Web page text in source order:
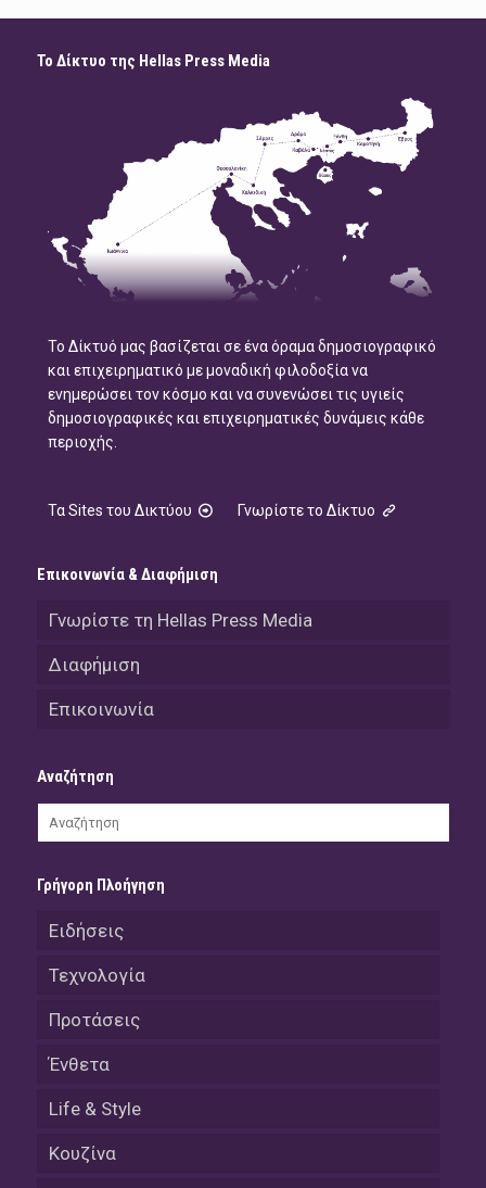
Το Δίκτυο της Hellas Press Media
Το Δίκτυό μας βασίζεται σε ένα όραμα δημοσιογραφικό
και επιχειρηματικό με μοναδική φιλοδοξία να
ενημερώσει τον κόσμο και να συνενώσει τις υγιείς
δημοσιογραφικές και επιχειρηματικές δυνάμεις κάθε
περιοχής.
Τα Sites του Δικτύου Γνωρίστε το Δίκτυο
Επικοινωνία & Διαφήμιση
Γνωρίστε τη Hellas Press Media
Διαφήμιση
Επικοινωνία
Αναζήτηση
Γρήγορη Πλοήγηση
Ειδήσεις
Τεχνολογία
Προτάσεις
Ένθετα
Life & Style
Κουζίνα